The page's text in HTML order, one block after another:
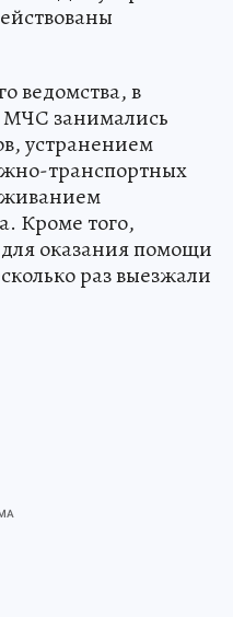
ведомства, в
МЧС занимались
устранением
транспортных
Кроме того,
оказания помощи
раз выезжали